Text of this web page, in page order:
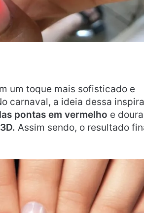
um toque mais sofisticado e
carnaval, a ideia dessa
pontas em vermelho e
Assim sendo, o resultado